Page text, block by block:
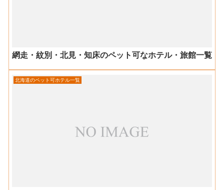
網走・紋別・北見・知床のペット可なホテル・旅館一覧
北海道のペット可ホテル一覧